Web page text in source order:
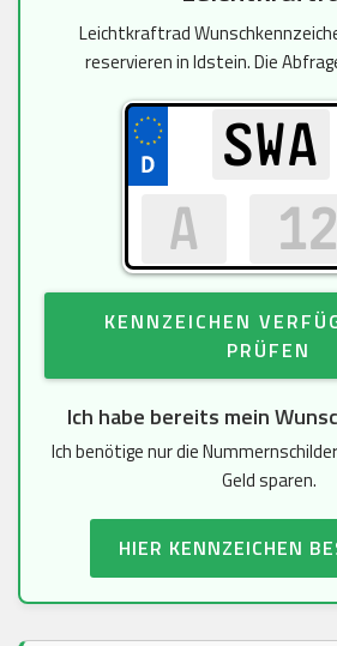
Leichtkraftrad
reservieren in Idstein. Die
KENNZEICHEN
PRÜFEN
Ich habe bereits mein
Ich benötige nur die
Geld sparen.
HIER KENNZEICHEN